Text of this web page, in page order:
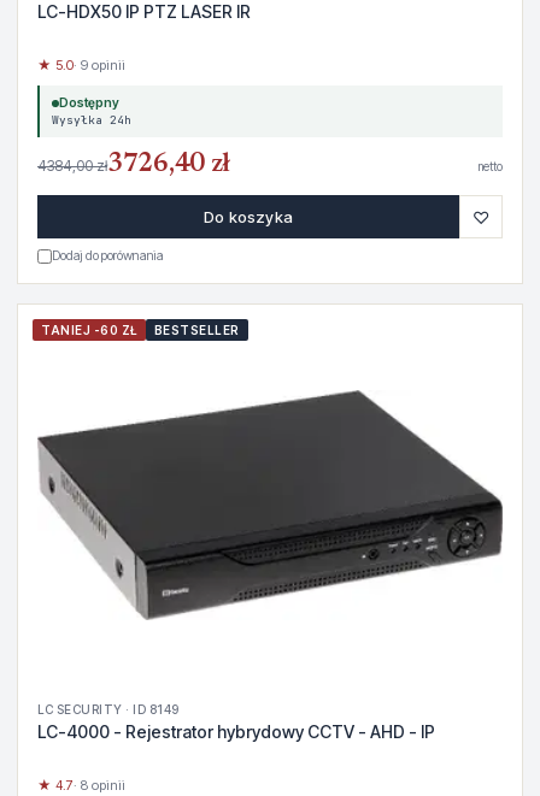
LC-HDX50 IP PTZ LASER IR
★ 5.0· 9 opinii
Dostępny
Wysyłka 24h
4384,00 zł3726,40 zł netto
Do koszyka ♡
Dodaj do porównania
TANIEJ -60 ZŁ BESTSELLER
LC SECURITY · ID 8149
LC-4000 - Rejestrator hybrydowy CCTV - AHD - IP
★ 4.7· 8 opinii